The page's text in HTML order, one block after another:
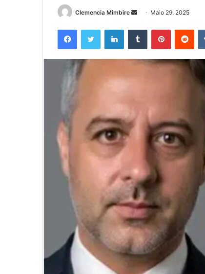
Clemencia Mimbire
Send
email
Maio 29, 2025
FacebookTwitter LinkedInTumblr Pinterest